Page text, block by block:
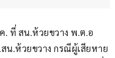
. ที่ สน.ห้วยขวาง พ.ต.อ
น.ห้วยขวาง กรณีผู้เสียหาย